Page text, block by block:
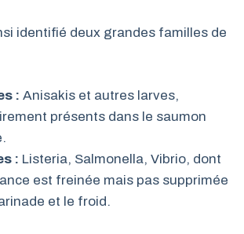
identifié deux grandes familles de
: Anisakis et autres larves,
présents dans le saumon
: Listeria, Salmonella, Vibrio, dont
est freinée mais pas supprimée
et le froid.